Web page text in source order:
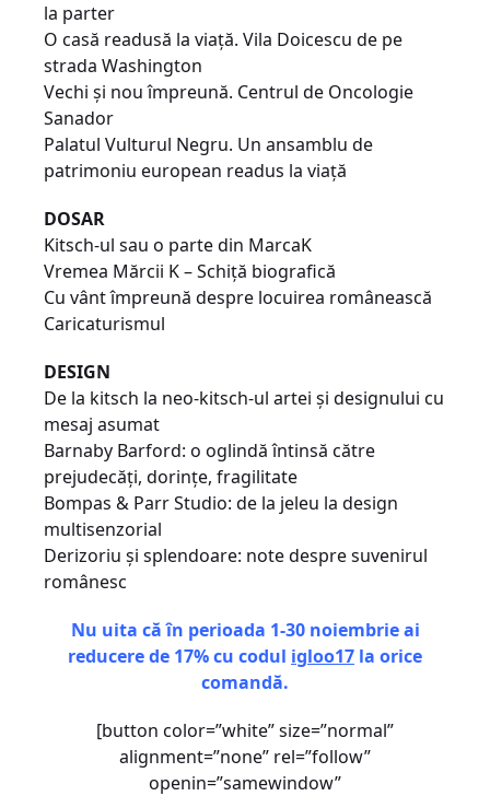
la parter
O casă readusă la viață. Vila Doicescu de pe
strada Washington
Vechi și nou împreună. Centrul de Oncologie
Sanador
Palatul Vulturul Negru. Un ansamblu de
patrimoniu european readus la viață
DOSAR
Kitsch-ul sau o parte din MarcaK
Vremea Mărcii K – Schiță biografică
Cu vânt împreună despre locuirea românească
Caricaturismul
DESIGN
De la kitsch la neo-kitsch-ul artei și designului cu
mesaj asumat
Barnaby Barford: o oglindă întinsă către
prejudecăți, dorințe, fragilitate
Bompas & Parr Studio: de la jeleu la design
multisenzorial
Derizoriu și splendoare: note despre suvenirul
românesc
Nu uita că în perioada 1-30 noiembrie ai
reducere de 17% cu codul igloo17 la orice
comandă.
[button color=”white” size=”normal”
alignment=”none” rel=”follow”
openin=”samewindow”